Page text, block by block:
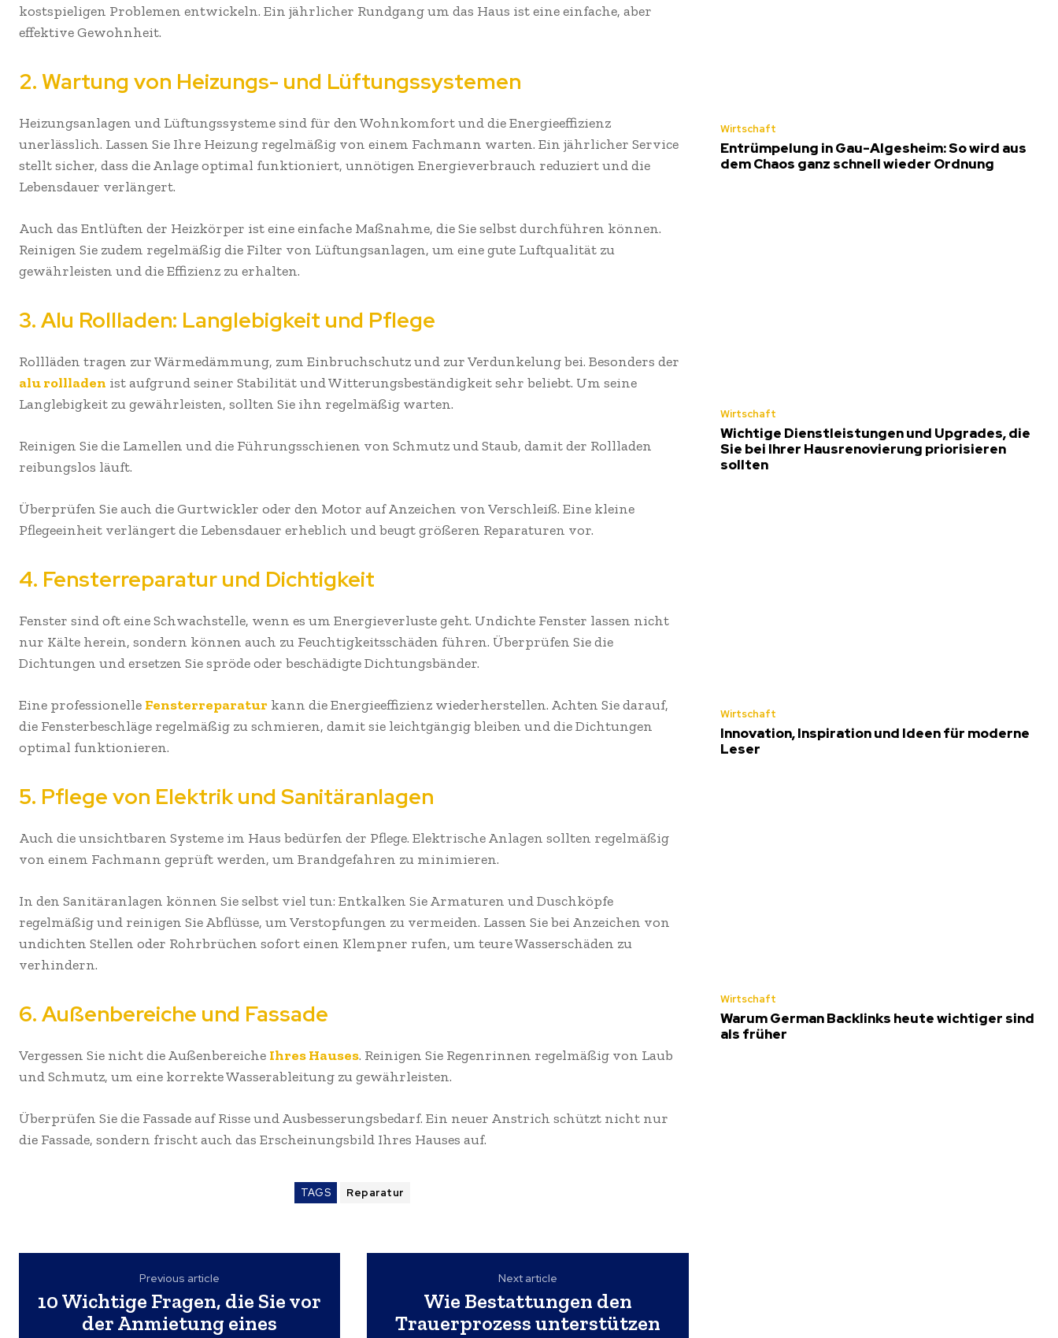
kostspieligen Problemen entwickeln. Ein jährlicher Rundgang um das Haus ist eine einfache, aber
effektive Gewohnheit.
2. Wartung von Heizungs- und Lüftungssystemen
Heizungsanlagen und Lüftungssysteme sind für den Wohnkomfort und die Energieeffizienz
unerlässlich. Lassen Sie Ihre Heizung regelmäßig von einem Fachmann warten. Ein jährlicher Service
stellt sicher, dass die Anlage optimal funktioniert, unnötigen Energieverbrauch reduziert und die
Lebensdauer verlängert.
Auch das Entlüften der Heizkörper ist eine einfache Maßnahme, die Sie selbst durchführen können.
Reinigen Sie zudem regelmäßig die Filter von Lüftungsanlagen, um eine gute Luftqualität zu
gewährleisten und die Effizienz zu erhalten.
3. Alu Rollladen: Langlebigkeit und Pflege
Rollläden tragen zur Wärmedämmung, zum Einbruchschutz und zur Verdunkelung bei. Besonders der
alu rollladen ist aufgrund seiner Stabilität und Witterungsbeständigkeit sehr beliebt. Um seine
Langlebigkeit zu gewährleisten, sollten Sie ihn regelmäßig warten.
Reinigen Sie die Lamellen und die Führungsschienen von Schmutz und Staub, damit der Rollladen
reibungslos läuft.
Überprüfen Sie auch die Gurtwickler oder den Motor auf Anzeichen von Verschleiß. Eine kleine
Pflegeeinheit verlängert die Lebensdauer erheblich und beugt größeren Reparaturen vor.
4. Fensterreparatur und Dichtigkeit
Fenster sind oft eine Schwachstelle, wenn es um Energieverluste geht. Undichte Fenster lassen nicht
nur Kälte herein, sondern können auch zu Feuchtigkeitsschäden führen. Überprüfen Sie die
Dichtungen und ersetzen Sie spröde oder beschädigte Dichtungsbänder.
Eine professionelle Fensterreparatur kann die Energieeffizienz wiederherstellen. Achten Sie darauf,
die Fensterbeschläge regelmäßig zu schmieren, damit sie leichtgängig bleiben und die Dichtungen
optimal funktionieren.
5. Pflege von Elektrik und Sanitäranlagen
Auch die unsichtbaren Systeme im Haus bedürfen der Pflege. Elektrische Anlagen sollten regelmäßig
von einem Fachmann geprüft werden, um Brandgefahren zu minimieren.
In den Sanitäranlagen können Sie selbst viel tun: Entkalken Sie Armaturen und Duschköpfe
regelmäßig und reinigen Sie Abflüsse, um Verstopfungen zu vermeiden. Lassen Sie bei Anzeichen von
undichten Stellen oder Rohrbrüchen sofort einen Klempner rufen, um teure Wasserschäden zu
verhindern.
6. Außenbereiche und Fassade
Vergessen Sie nicht die Außenbereiche Ihres Hauses. Reinigen Sie Regenrinnen regelmäßig von Laub
und Schmutz, um eine korrekte Wasserableitung zu gewährleisten.
Überprüfen Sie die Fassade auf Risse und Ausbesserungsbedarf. Ein neuer Anstrich schützt nicht nur
die Fassade, sondern frischt auch das Erscheinungsbild Ihres Hauses auf.
TAGS Reparatur
Previous article
10 Wichtige Fragen, die Sie vor
der Anmietung eines
Next article
Wie Bestattungen den
Trauerprozess unterstützen
Wirtschaft
Entrümpelung in Gau-Algesheim: So wird aus
dem Chaos ganz schnell wieder Ordnung
Wirtschaft
Wichtige Dienstleistungen und Upgrades, die
Sie bei Ihrer Hausrenovierung priorisieren
sollten
Wirtschaft
Innovation, Inspiration und Ideen für moderne
Leser
Wirtschaft
Warum German Backlinks heute wichtiger sind
als früher